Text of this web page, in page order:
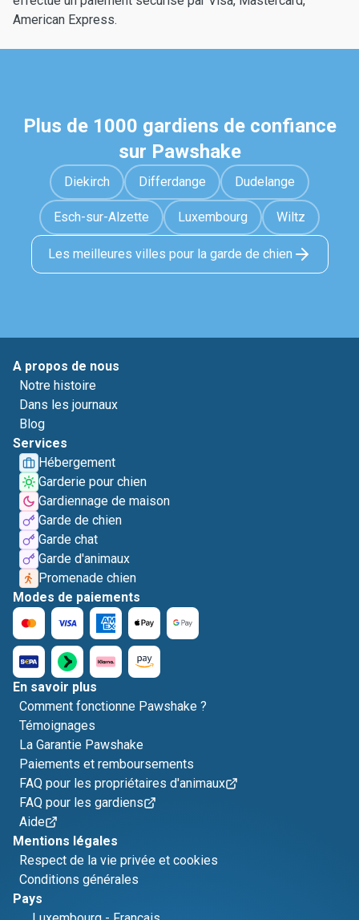
American Express.
Plus de 1000 gardiens de confiance
sur Pawshake
Diekirch Differdange Dudelange
Esch-sur-Alzette Luxembourg Wiltz
Les meilleures villes pour la garde de chien
A propos de nous
Notre histoire
Dans les journaux
Blog
Services
Hébergement
Garderie pour chien
Gardiennage de maison
Garde de chien
Garde chat
Garde d'animaux
Promenade chien
Modes de paiements
En savoir plus
Comment fonctionne Pawshake ?
Témoignages
La Garantie Pawshake
Paiements et remboursements
FAQ pour les propriétaires d'animaux
FAQ pour les gardiens
Aide
Mentions légales
Respect de la vie privée et cookies
Conditions générales
Pays